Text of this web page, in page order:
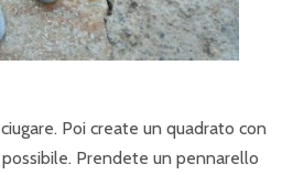
Poi create un quadrato con
Prendete un pennarello